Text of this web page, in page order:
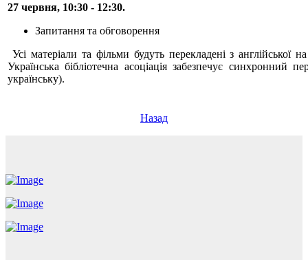
27 червня, 10:30 - 12:30.
Запитання та обговорення
Усі матеріали та фільми будуть перекладені з англійської
Українська бібліотечна асоціація забезпечує синхронний
українську).
Назад